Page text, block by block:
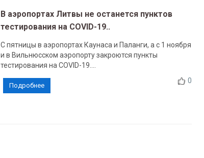
В аэропортах Литвы не останется пунктов
тестирования на COVID-19..
С пятницы в аэропортах Каунаса и Паланги, а с 1 ноября
и в Вильнюсском аэропорту закроются пункты
тестирования на COVID-19....
0
Подробнее